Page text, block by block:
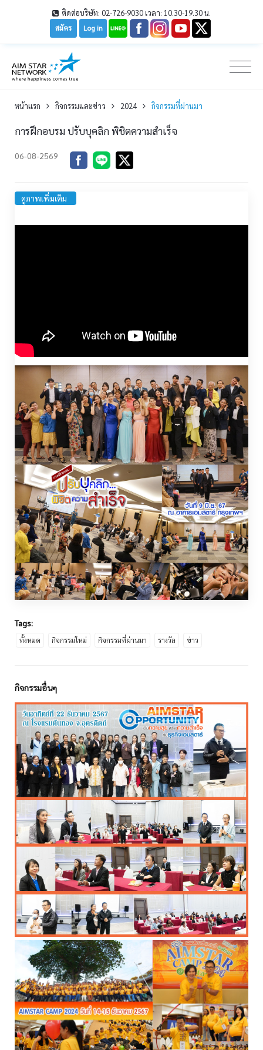
ติดต่อบริษัท: 02-726-9030 เวลา: 10.30-19.30 น.
Log in
สมัคร
หน้าเเรก กิจกรรมและข่าว 2024 กิจกรรมที่ผ่านมา
การฝึกอบรม ปรับบุคลิก พิชิตความสำเร็จ
06-08-2569
ดูภาพเพิ่มเติม
Tags:
ทั้งหมด กิจกรรมใหม่ กิจกรรมที่ผ่านมา รางวัล ข่าว
กิจกรรมอื่นๆ